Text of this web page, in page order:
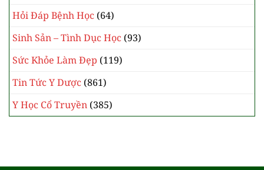
Hỏi Đáp Bệnh Học (64)
Sinh Sản – Tình Dục Học (93)
Sức Khỏe Làm Đẹp (119)
Tin Tức Y Dược (861)
Y Học Cổ Truyền (385)